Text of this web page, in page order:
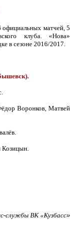
официальных матчей, 5
клуба. «Нова»
в сезоне 2016/2017.
Воронков, Матвей
Козицын.
службы ВК «Кузбасс»